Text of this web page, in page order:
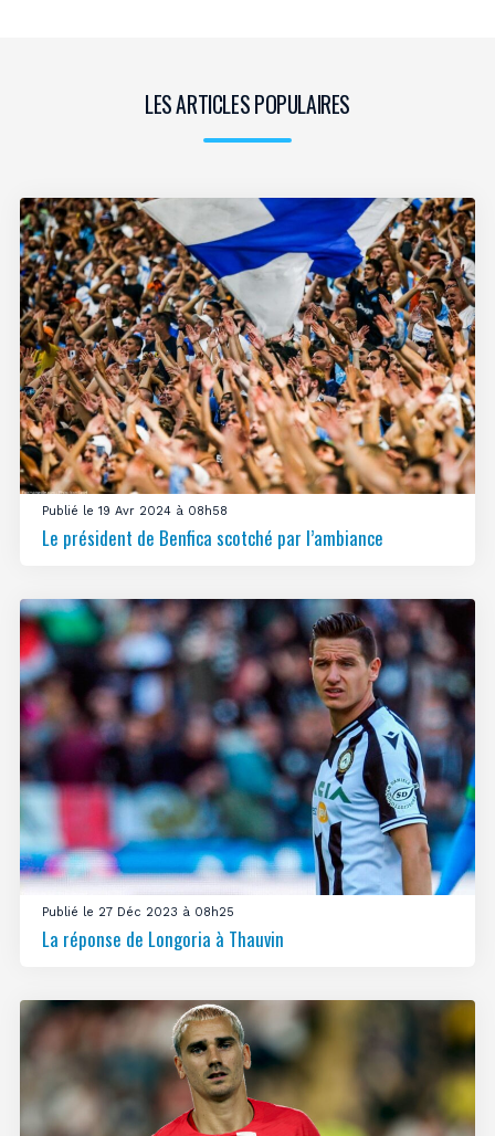
LES ARTICLES POPULAIRES
Publié le 19 Avr 2024 à 08h58
Le président de Benfica scotché par l’ambiance
Publié le 27 Déc 2023 à 08h25
La réponse de Longoria à Thauvin